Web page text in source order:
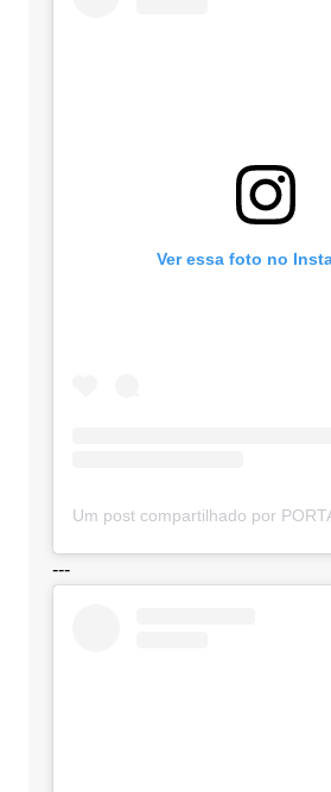
Ver essa foto no
---